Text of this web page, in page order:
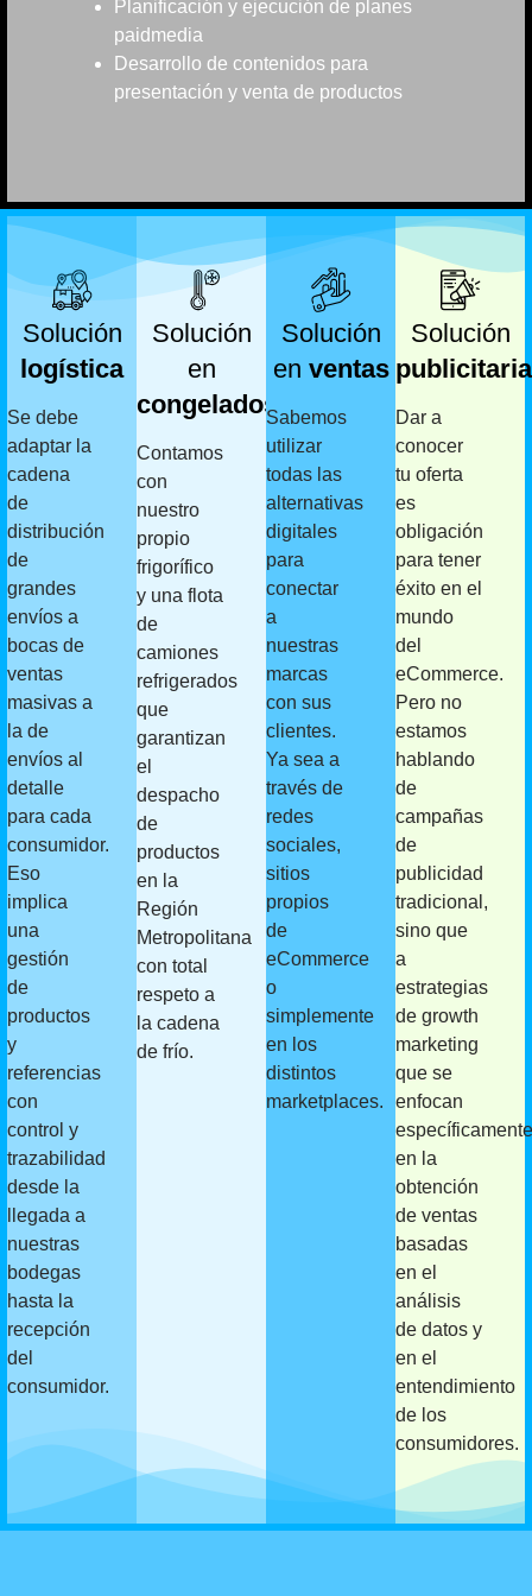
Planificación y ejecución de planes
paidmedia
Desarrollo de contenidos para
presentación y venta de productos
Solución
logística
Se debe
adaptar la
cadena
de
distribución
de
grandes
envíos a
bocas de
ventas
masivas a
la de
envíos al
detalle
para cada
consumidor.
Eso
implica
una
gestión
de
productos
y
referencias
con
control y
trazabilidad
desde la
llegada a
nuestras
bodegas
hasta la
recepción
del
consumidor.
Solución
en
congelados
Contamos
con
nuestro
propio
frigorífico
y una flota
de
camiones
refrigerados
que
garantizan
el
despacho
de
productos
en la
Región
Metropolitana
con total
respeto a
la cadena
de frío.
Solución
en ventas
Sabemos
utilizar
todas las
alternativas
digitales
para
conectar
a
nuestras
marcas
con sus
clientes.
Ya sea a
través de
redes
sociales,
sitios
propios
de
eCommerce
o
simplemente
en los
distintos
marketplaces.
Solución
publicitaria
Dar a
conocer
tu oferta
es
obligación
para tener
éxito en el
mundo
del
eCommerce.
Pero no
estamos
hablando
de
campañas
de
publicidad
tradicional,
sino que
a
estrategias
de growth
marketing
que se
enfocan
específicamente
en la
obtención
de ventas
basadas
en el
análisis
de datos y
en el
entendimiento
de los
consumidores.